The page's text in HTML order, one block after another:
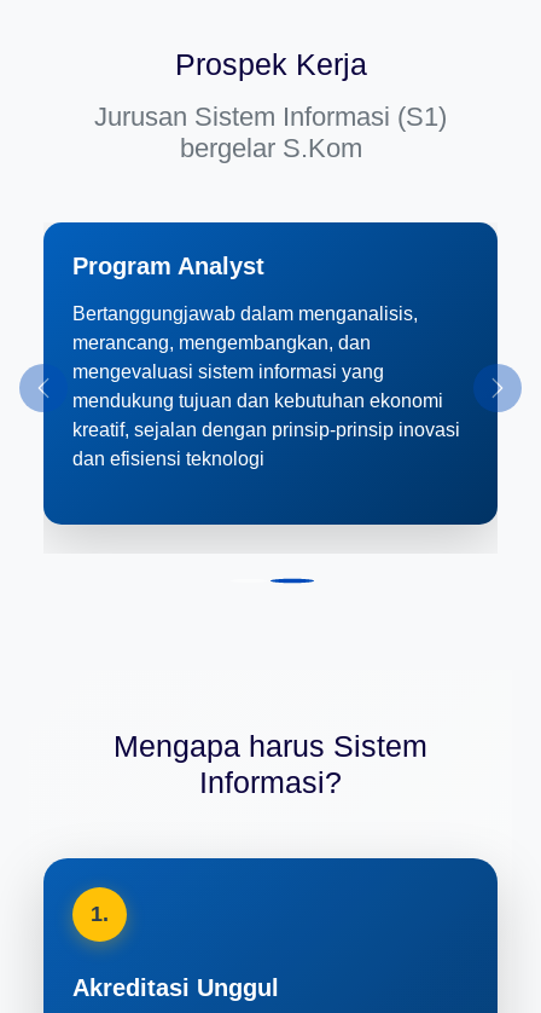
Prospek Kerja
Jurusan Sistem Informasi (S1)
bergelar S.Kom
Program Analyst
Bertanggungjawab dalam menganalisis,
merancang, mengembangkan, dan
mengevaluasi sistem informasi yang
mendukung tujuan dan kebutuhan ekonomi
kreatif, sejalan dengan prinsip-prinsip inovasi
dan efisiensi teknologi
Previous Next
Mengapa harus Sistem
Informasi?
1.
Akreditasi Unggul